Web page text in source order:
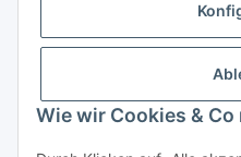
Wie wir Cookies & Co
Informationen
Gesetzliche Informationen